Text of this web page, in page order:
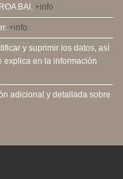
BAI. +info
+info
y suprimir los datos, así
explica en la información
adicional y detallada sobre